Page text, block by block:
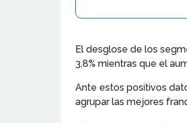
El desglose de los
3,8% mientras que el
Ante estos positivos
agrupar las mejores